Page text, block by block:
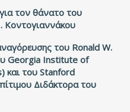
τον θάνατο του
Κοντογιαννάκου
του Ronald W.
Georgia Institute of
και του Stanford
Διδάκτορα του